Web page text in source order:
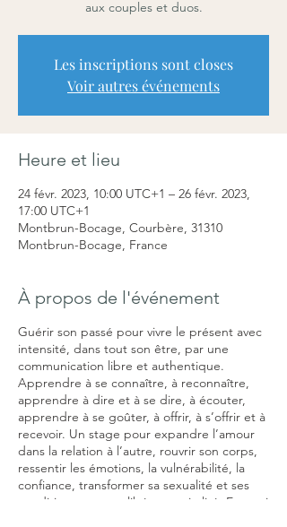
aux couples et duos.
Les inscriptions sont closes
Voir autres événements
Heure et lieu
24 févr. 2023, 10:00 UTC+1 – 26 févr. 2023,
17:00 UTC+1
Montbrun-Bocage, Courbère, 31310
Montbrun-Bocage, France
À propos de l'événement
Guérir son passé pour vivre le présent avec
intensité, dans tout son être, par une
communication libre et authentique.
Apprendre à se connaître, à reconnaître,
apprendre à dire et à se dire, à écouter,
apprendre à se goûter, à offrir, à s’offrir et à
recevoir. Un stage pour expandre l’amour
dans la relation à l’autre, rouvrir son corps,
ressentir les émotions, la vulnérabilité, la
confiance, transformer sa sexualité et ses
conditionnements, libérer sa vitalité. Etre soi